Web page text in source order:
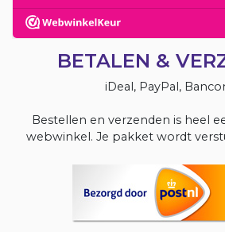
BETALEN &
iDeal, PayPal,
Bestellen en verzenden is heel
webwinkel. Je pakket wordt